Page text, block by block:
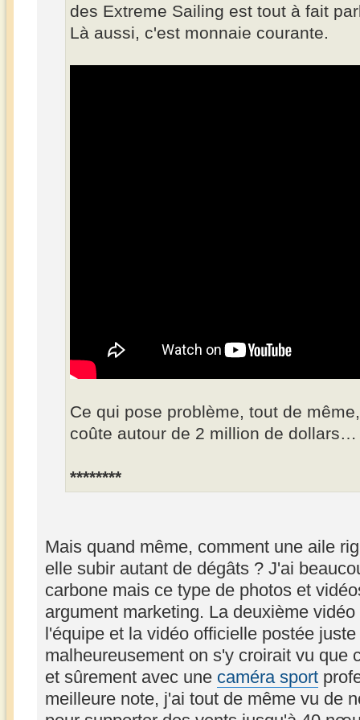
des Extreme Sailing est tout à fait
Là aussi, c'est monnaie courante.
Ce qui pose problème, tout de
coûte autour de 2 million de dollars…
********
Mais quand même, comment une aile
elle subir autant de dégâts ? J'ai
carbone mais ce type de photos et
argument marketing. La deuxième
l'équipe et la vidéo officielle postée
malheureusement on s'y croirait vu que
et sûrement avec une caméra sport
meilleure note, j'ai tout de même vu de